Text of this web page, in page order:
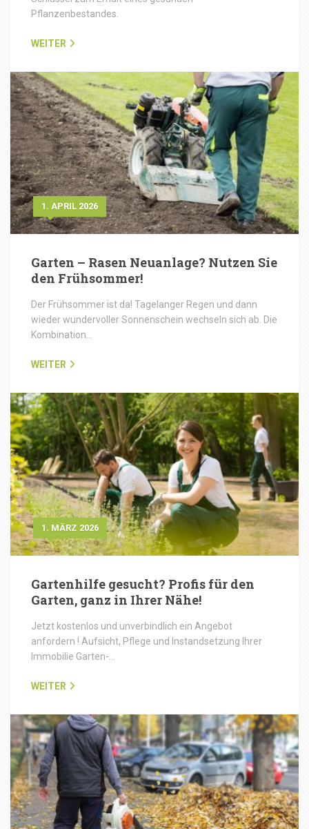
Pflanzenbestandes.
WEITER
1. APRIL 2026
Garten – Rasen Neuanlage? Nutzen Sie
den Frühsommer!
Der Frühsommer ist da! Tagelanger Regen und dann
wieder wundervoller Sonnenschein wechseln sich ab. Die
Kombination…
WEITER
1. MÄRZ 2026
Gartenhilfe gesucht? Profis für den
Garten, ganz in Ihrer Nähe!
Jetzt kostenlos und unverbindlich ein Angebot
anfordern ! Aufsicht, Pflege und Instandsetzung Ihrer
Immobilie Garten-…
WEITER